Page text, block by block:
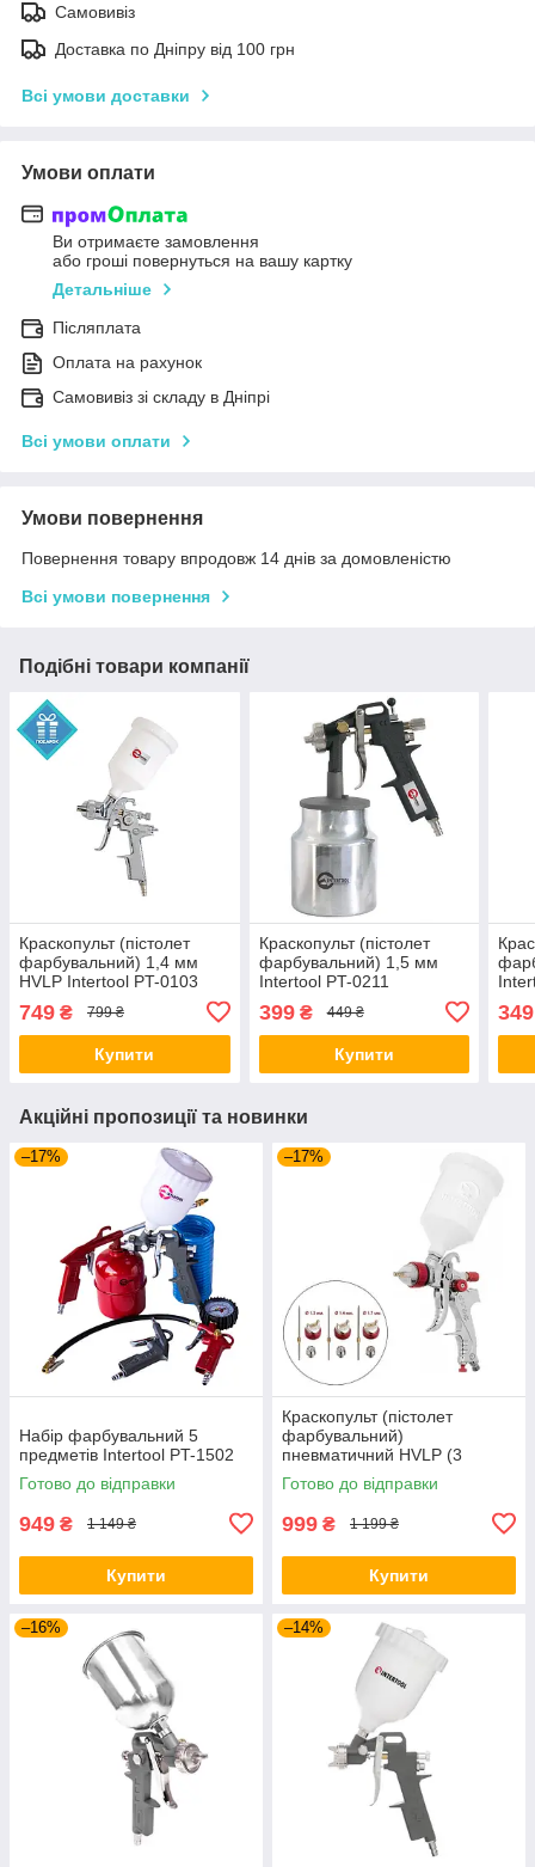
Самовивіз
Доставка по Дніпру від 100 грн
Всі умови доставки
Умови оплати
Ви отримаєте замовлення
або гроші повернуться на вашу картку
Детальніше
Післяплата
Оплата на рахунок
Самовивіз зі складу в Дніпрі
Всі умови оплати
Умови повернення
Повернення товару впродовж 14 днів за домовленістю
Всі умови повернення
Подібні товари компанії
Краскопульт (пістолет
фарбувальний) 1,4 мм
HVLP Intertool PT-0103
749 ₴ 799 ₴
Купити
Краскопульт (пістолет
фарбувальний) 1,5 мм
Intertool PT-0211
399₴ 449 ₴
Купити
349
Акційні пропозиції та новинки
–17%
Набір фарбувальний 5
предметів Intertool PT-1502
Готово до відправки
949 ₴ 1 149 ₴
Купити
–17%
Краскопульт (пістолет
фарбувальний)
пневматичний HVLP (3
форсунки 1,3 мм, 1,4 мм, 1,7
мм)) Intertool PT-0153
Готово до відправки
999 ₴ 1 199 ₴
Купити
–16% –14%